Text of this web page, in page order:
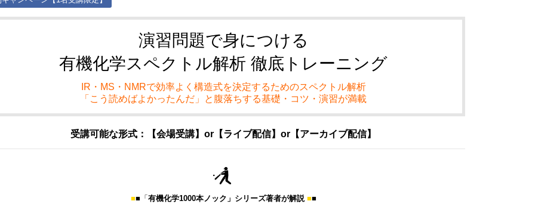
演習問題で身につける
有機化学スペクトル解析 徹底トレーニング
IR・MS・NMRで効率よく構造式を決定するためのスペクトル解析
「こう読めばよかったんだ」と腹落ちする基礎・コツ・演習が満載
受講可能な形式：【会場受講】or【ライブ配信】or【アーカイブ配信】
■■ 「 有機化学1000本ノック」シリーズ著者が解説 ■■